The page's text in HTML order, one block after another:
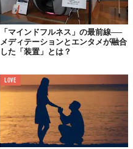
「マインドフルネス」の最前線──
メディテーションとエンタメが融合
した「装置」とは？
LOVE